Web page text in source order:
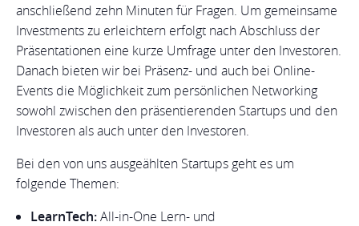
anschließend zehn Minuten für Fragen. Um gemeinsame
Investments zu erleichtern erfolgt nach Abschluss der
Präsentationen eine kurze Umfrage unter den Investoren.
Danach bieten wir bei Präsenz- und auch bei Online-
Events die Möglichkeit zum persönlichen Networking
sowohl zwischen den präsentierenden Startups und den
Investoren als auch unter den Investoren.
Bei den von uns ausgeählten Startups geht es um
folgende Themen:
LearnTech:All-in-One Lern- und